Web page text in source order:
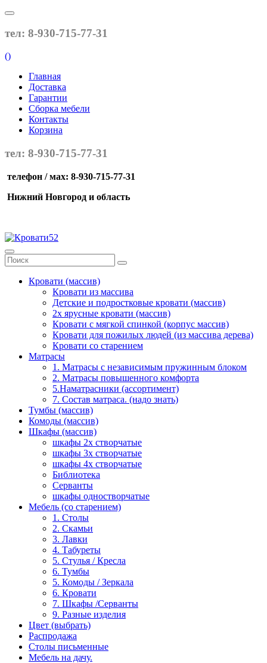
тел: 8-930-715-77-31
()
Главная
Доставка
Гарантии
Сборка мебели
Контакты
Корзина
тел: 8-930-715-77-31
телефон / мах: 8-930-715-77-31
Нижний Новгород и область
Кровати (массив)
Кровати из массива
Детские и подростковые кровати (массив)
2х ярусные кровати (массив)
Кровати с мягкой спинкой (корпус массив)
Кровати для пожилых людей (из массива дерева)
Кровати со старением
Матрасы
1. Матрасы с независимым пружинным блоком
2. Матрасы повышенного комфорта
5.Наматрасники (ассортимент)
7. Состав матраса. (надо знать)
Тумбы (массив)
Комоды (массив)
Шкафы (массив)
шкафы 2х створчатые
шкафы 3х створчатые
шкафы 4х створчатые
Библиотека
Серванты
шкафы одностворчатые
Мебель (со старением)
1. Столы
2. Скамьи
3. Лавки
4. Табуреты
5. Стулья / Кресла
6. Тумбы
5. Комоды / Зеркала
6. Кровати
7. Шкафы /Серванты
9. Разные изделия
Цвет (выбрать)
Распродажа
Столы письменные
Мебель на дачу.